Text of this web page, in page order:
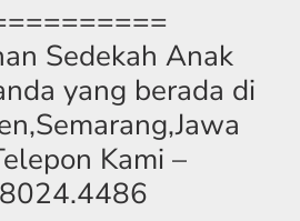
Sedekah Anak
yang berada di
Kami –